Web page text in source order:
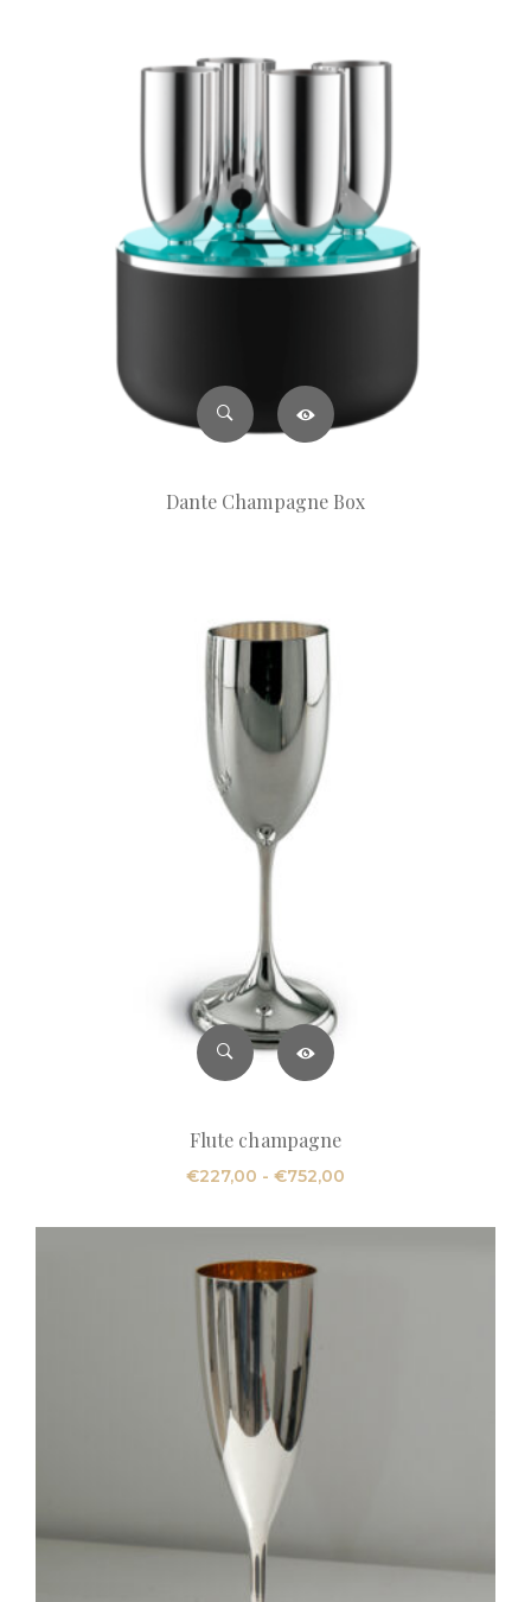
Dante Champagne Box
Flute champagne
€227,00 - €752,00
prezzo: